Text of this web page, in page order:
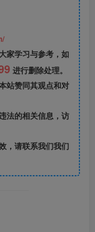
家学习与参考，如
进行删除处理。
站赞同其观点和对
法的相关信息，访
，请联系我们我们